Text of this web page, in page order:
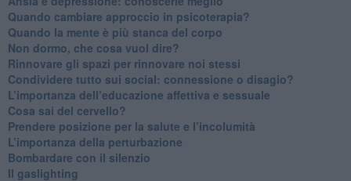
Quando cambiare approccio in psicoterapia?
​Quando la mente è più stanca del corpo
Non dormo, che cosa vuol dire?
​Rinnovare gli spazi per rinnovare noi stessi
​Condividere tutto sui social: connessione o disagio?
​L’importanza dell’educazione affettiva e sessuale
​Cosa sai del cervello?
Prendere posizione per la salute e l’incolumità
L’importanza della perturbazione
​Bombardare con il silenzio
Il gaslighting